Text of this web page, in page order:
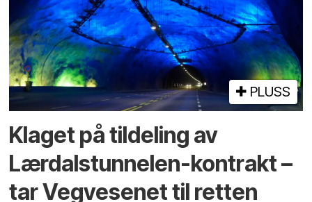
PLUSS
Klaget på tildeling av
Lærdalstunnelen-kontrakt –
tar Vegvesenet til retten